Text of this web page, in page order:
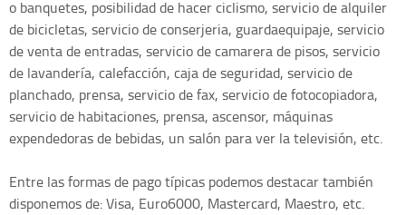
o banquetes, posibilidad de hacer ciclismo, servicio de alquiler
de bicicletas, servicio de conserjeria, guardaequipaje, servicio
de venta de entradas, servicio de camarera de pisos, servicio
de lavandería, calefacción, caja de seguridad, servicio de
planchado, prensa, servicio de fax, servicio de fotocopiadora,
servicio de habitaciones, prensa, ascensor, máquinas
expendedoras de bebidas, un salón para ver la televisión, etc.
Entre las formas de pago típicas podemos destacar también
disponemos de: Visa, Euro6000, Mastercard, Maestro, etc.